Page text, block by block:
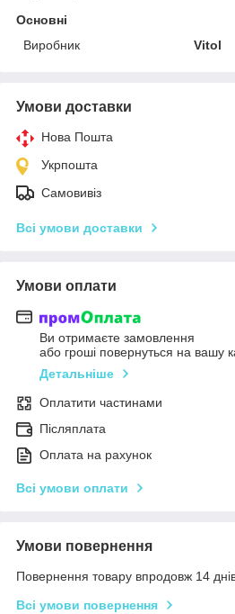
Основні
Виробник
Vitol
Умови доставки
Нова Пошта
Укрпошта
Самовивіз
Всі умови доставки
Умови оплати
Ви отримаєте замовлення
або гроші повернуться на вашу
Детальніше
Оплатити частинами
Післяплата
Оплата на рахунок
Всі умови оплати
Умови повернення
Повернення товару впродовж 14
Всі умови повернення